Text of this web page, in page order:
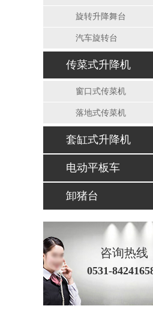
旋转升降舞台
汽车旋转台
传菜式升降机
窗口式传菜机
落地式传菜机
套缸式升降机
电动平板车
卸猪台
咨询热线
0531-